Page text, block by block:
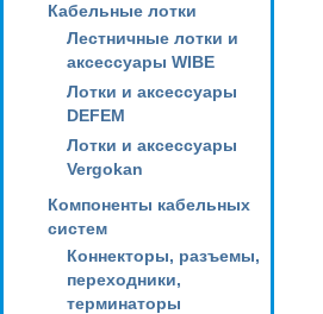
Кабельные лотки
Лестничные лотки и
аксессуары WIBE
Лотки и аксессуары
DEFEM
Лотки и аксессуары
Vergokan
Компоненты кабельных
систем
Коннекторы, разъемы,
переходники,
терминаторы